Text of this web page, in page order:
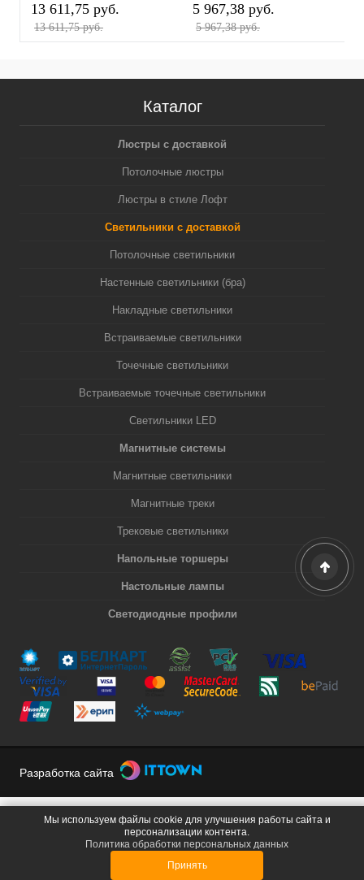
13 611,75 pуб.
13 611,75 pуб.
5 967,38 pуб.
5 967,38 pуб.
Каталог
Люстры с доставкой
Потолочные люстры
Люстры в стиле Лофт
Светильники с доставкой
Потолочные светильники
Настенные светильники (бра)
Накладные светильники
Встраиваемые светильники
Точечные светильники
Встраиваемые точечные светильники
Светильники LED
Магнитные системы
Магнитные светильники
Магнитные треки
Трековые светильники
Напольные торшеры
Настольные лампы
Светодиодные профили
Разработка сайта
Мы используем файлы cookie для улучшения работы сайта и
персонализации контента.
Политика обработки персональных данных
Принять